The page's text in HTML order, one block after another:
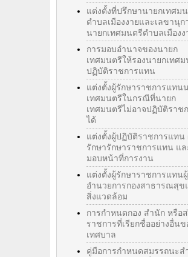
แต่งตั้งที่ปรึกษานายกเทศม
ตำบลเมืองงายและเลขานุก
นายกเทศมนตรีตำบลเมืองง
การมอบอำนาจของนายก
เทศมนตรีให้รองนายกเทศม
ปฏิบัติราชการแทน
แต่งตั้งผู้รักษาราชการแทน
เทศมนตรีในกรณีที่นายก
เทศมนตรีไม่อาจปฏิบัติราช
ได้
แต่งตั้งผู้ปฏิบัติราชการแทน
รักษารักษาราชการแทน แล
มอบหน้าที่การงาน
แต่งตั้งผู้รักษาราชการแทนผู้
อำนวยการกองสาธารณสุข
สิ่งแวดล้อม
การกำหนดกอง สำนัก หรือ
ราชการที่เรียกชื่ออย่างอื่นข
เทศบาล
คู่มือการกำหนดสมรรถนะส